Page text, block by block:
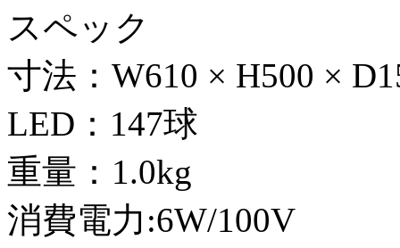
スペック
寸法：W610 × H500 ×
LED：147球
重量：1.0kg
消費電力:6W/100V